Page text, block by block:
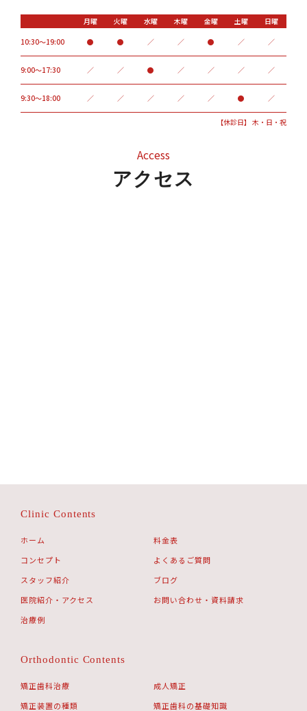
月曜 火曜 水曜 木曜 金曜 土曜
日曜
10:30～19:00
● ● ／ ／ ● ／ ／
9:00〜17:30 ／ ／ ● ／ ／ ／ ／
9:30～18:00 ／ ／ ／ ／ ／ ● ／
【休診日】 木・日・祝
アクセス
Access
Clinic Contents
ホーム
コンセプト
スタッフ紹介
医院紹介・アクセス
治療例
料金表
よくあるご質問
ブログ
お問い合わせ・資料請求
Orthodontic Contents
矯正歯科治療
矯正装置の種類
成人矯正
矯正歯科の基礎知識